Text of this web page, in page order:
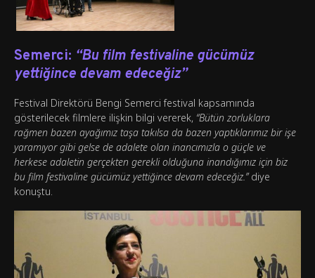
Semerci: “Bu film festivaline gücümüz
yettiğince devam edeceğiz”
Festival Direktörü Bengi Semerci festival kapsamında
gösterilecek filmlere ilişkin bilgi vererek, “Bütün zorluklara
rağmen bazen ayağımız taşa takılsa da bazen yaptıklarımız bir işe
yaramıyor gibi gelse de adalete olan inancımızla o güçle ve
herkese adaletin gerçekten gerekli olduğuna inandığımız için biz
bu film festivaline gücümüz yettiğince devam edeceğiz.”diye
konuştu.